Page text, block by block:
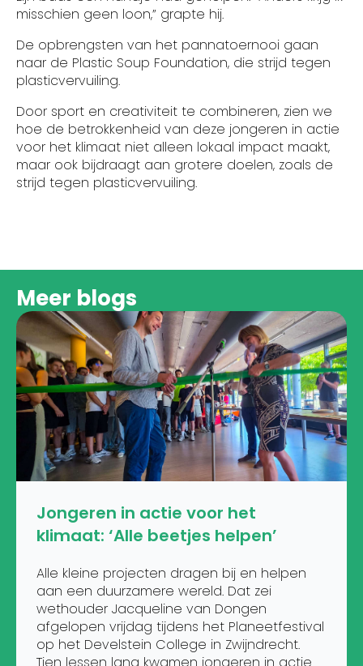
misschien geen loon,” grapte hij.
De opbrengsten van het pannatoernooi gaan
naar de Plastic Soup Foundation, die strijd tegen
plasticvervuiling.
Door sport en creativiteit te combineren, zien we
hoe de betrokkenheid van deze jongeren in actie
voor het klimaat niet alleen lokaal impact maakt,
maar ook bijdraagt aan grotere doelen, zoals de
strijd tegen plasticvervuiling.
Meer blogs
Jongeren in actie voor het
klimaat: ‘Alle beetjes helpen’
Alle kleine projecten dragen bij en helpen
aan een duurzamere wereld. Dat zei
wethouder Jacqueline van Dongen
afgelopen vrijdag tijdens het Planeetfestival
op het Develstein College in Zwijndrecht.
Tien lessen lang kwamen jongeren in actie